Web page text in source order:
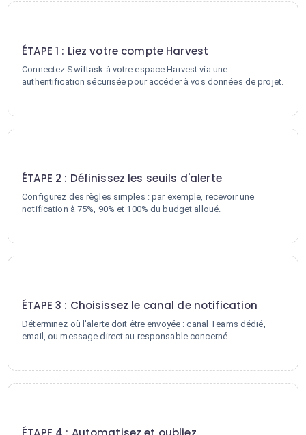
ÉTAPE 1 : Liez votre compte Harvest
Connectez Swiftask à votre espace Harvest via une
authentification sécurisée pour accéder à vos données de projet.
ÉTAPE 2 : Définissez les seuils d'alerte
Configurez des règles simples : par exemple, recevoir une
notification à 75%, 90% et 100% du budget alloué.
ÉTAPE 3 : Choisissez le canal de notification
Déterminez où l'alerte doit être envoyée : canal Teams dédié,
email, ou message direct au responsable concerné.